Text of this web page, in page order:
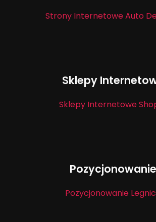
Strony Internetowe Auto
Sklepy
Sklepy Internetowe
Pozycjonowanie
Pozycjonowanie